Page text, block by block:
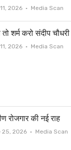
2026 Author
Media Scan
तो शर्म करो संदीप चौधरी
2026 Author
Media Scan
रोजगार की नई राह
25, 2026 Author
Media Scan